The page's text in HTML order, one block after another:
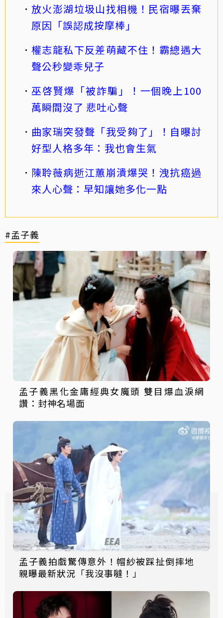
放火澎湖垃圾山找相機！民宿曝丟棄
原因「誤認成按摩棒」
權志龍私下反差萌藏不住！霸總遇大
聲公秒變乖兒子
巫啓賢爆「被詐騙」！一個晚上100
萬瞬間沒了 悲吐心聲
曲家瑞突發聲「我受夠了」！自曝討
好型人格多年：我也會生氣
陳聆薇病逝江蕙崩潰爆哭！洩抗癌過
來人心聲：早知讓她多化一點
#孟子義
孟子義黑化金庸經典女魔頭 雙目爆血淚網
讚：封神名場面
孟子義拍戲驚傳意外！帽紗被踩扯倒摔地
親曝最新狀況「我沒事噠！」